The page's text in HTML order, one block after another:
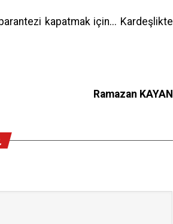
kapatmak için... Kardeşlikte
Ramazan KAYAN